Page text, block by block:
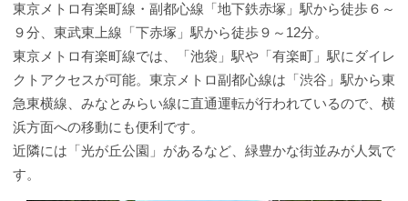
東京メトロ有楽町線・副都心線「地下鉄赤塚」駅から徒歩６～
９分、東武東上線「下赤塚」駅から徒歩９～12分。
東京メトロ有楽町線では、「池袋」駅や「有楽町」駅にダイレ
クトアクセスが可能。東京メトロ副都心線は「渋谷」駅から東
急東横線、みなとみらい線に直通運転が行われているので、横
浜方面への移動にも便利です。
近隣には「光が丘公園」があるなど、緑豊かな街並みが人気で
す。